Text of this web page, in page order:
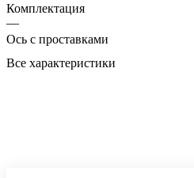
Комплектация
—
Ось с проставками
Все характеристики